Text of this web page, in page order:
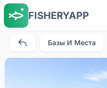
FISHERYAPP
Базы И Места